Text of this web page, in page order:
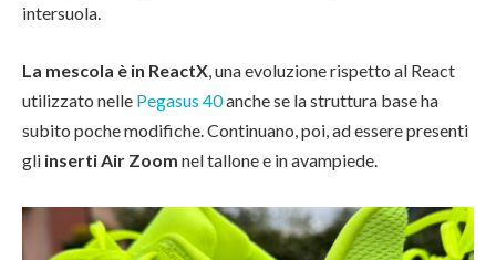
intersuola.
La mescola è in ReactX , una evoluzione rispetto al React
utilizzato nelle Pegasus 40anche se la struttura base ha
subito poche modifiche. Continuano, poi, ad essere presenti
gli inserti Air Zoom nel tallone e in avampiede.